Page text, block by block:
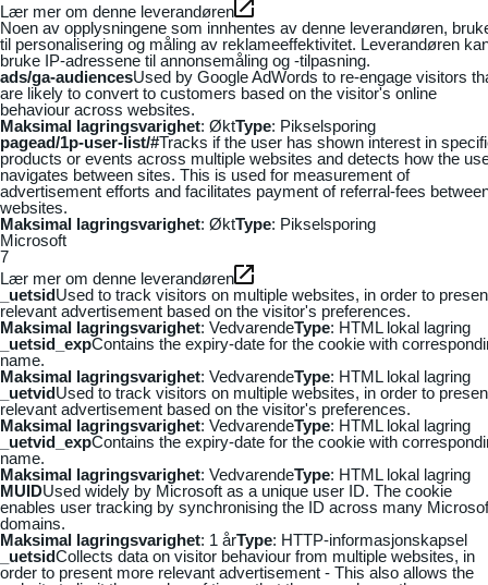
Lær mer om denne leverandøren
Noen av opplysningene som innhentes av denne leverandøren,
til personalisering og måling av reklameeffektivitet. Leverandøren
bruke IP-adressene til annonsemåling og -tilpasning.
ads/ga-audiencesUsed by Google AdWords to re-engage visitors
are likely to convert to customers based on the visitor's online
behaviour across websites.
Maksimal lagringsvarighet: ØktType: Pikselsporing
pagead/1p-user-list/#Tracks if the user has shown interest in
products or events across multiple websites and detects how the
navigates between sites. This is used for measurement of
advertisement efforts and facilitates payment of referral-fees
websites.
Maksimal lagringsvarighet: ØktType: Pikselsporing
Microsoft
7
Lær mer om denne leverandøren
_uetsidUsed to track visitors on multiple websites, in order to
relevant advertisement based on the visitor's preferences.
Maksimal lagringsvarighet: VedvarendeType: HTML lokal lagring
_uetsid_expContains the expiry-date for the cookie with
name.
Maksimal lagringsvarighet: VedvarendeType: HTML lokal lagring
_uetvidUsed to track visitors on multiple websites, in order to
relevant advertisement based on the visitor's preferences.
Maksimal lagringsvarighet: VedvarendeType: HTML lokal lagring
_uetvid_expContains the expiry-date for the cookie with
name.
Maksimal lagringsvarighet: VedvarendeType: HTML lokal lagring
MUIDUsed widely by Microsoft as a unique user ID. The cookie
enables user tracking by synchronising the ID across many
domains.
Maksimal lagringsvarighet: 1 årType: HTTP-informasjonskapsel
_uetsidCollects data on visitor behaviour from multiple websites, in
order to present more relevant advertisement - This also allows the